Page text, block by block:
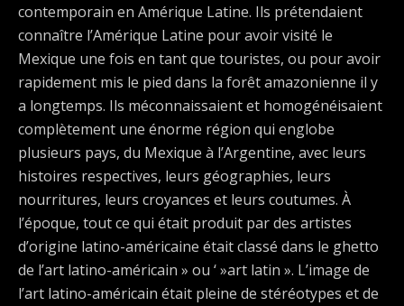
contemporain en Amérique Latine. Ils prétendaient
connaître l’Amérique Latine pour avoir visité le
Mexique une fois en tant que touristes, ou pour avoir
rapidement mis le pied dans la forêt amazonienne il y
a longtemps. Ils méconnaissaient et homogénéisaient
complètement une énorme région qui englobe
plusieurs pays, du Mexique à l’Argentine, avec leurs
histoires respectives, leurs géographies, leurs
nourritures, leurs croyances et leurs coutumes. À
l’époque, tout ce qui était produit par des artistes
d’origine latino-américaine était classé dans le ghetto
de l’art latino-américain » ou ‘ »art latin ». L’image de
l’art latino-américain était pleine de stéréotypes et de